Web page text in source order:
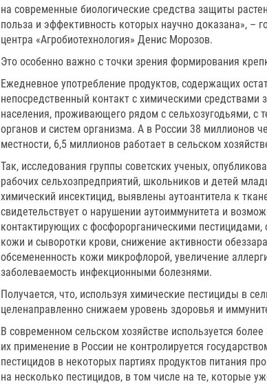
на современные биологические средства защиты
польза и эффективность которых научно доказана», –
центра «Агробиотехнология» Денис Морозов.
Это особенно важно с точки зрения формирования
Ежедневное употребление продуктов, содержащих
непосредственный контакт с химическими средствами
населения, проживающего рядом с сельхозугодьями,
органов и систем организма. А в России 38 миллионов
местности, 6,5 миллионов работает в сельском
Так, исследования группы советских ученых,
рабочих сельхозпредприятий, школьников и детей
химический инсектицид, выявлены аутоантитела к
свидетельствует о нарушении аутоиммунитета и
контактирующих с фосфорорганическими
кожи и сыворотки крови, снижение активности
обсемененность кожи микрофлорой, увеличение
заболеваемость инфекционными болезнями.
Получается, что, используя химические пестициды в
целенаправленно снижаем уровень здоровья и
В современном сельском хозяйстве используется
их применение в России не контролируется
пестицидов в некоторых партиях продуктов питания
на несколько пестицидов, в том числе на те, которые